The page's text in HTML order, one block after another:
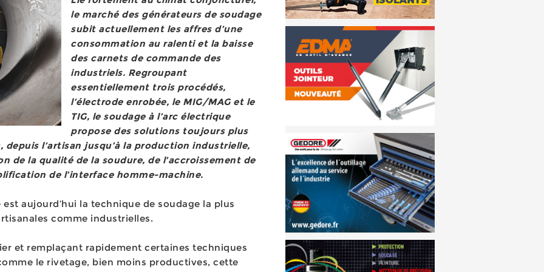
le marché des générateurs de soudage
subit actuellement les affres d’une
consommation au ralenti et la baisse
des carnets de commande des
industriels. Regroupant
essentiellement trois procédés,
l’électrode enrobée, le MIG/MAG et le
TIG, le soudage à l’arc électrique
propose des solutions toujours plus
l’artisan jusqu’à la production industrielle,
de la qualité de la soudure, de l’accroissement de
de l’interface homme-machine.
est aujourd’hui la technique de soudage la plus
comme industrielles.
et remplaçant rapidement certaines techniques
le rivetage, bien moins productives, cette